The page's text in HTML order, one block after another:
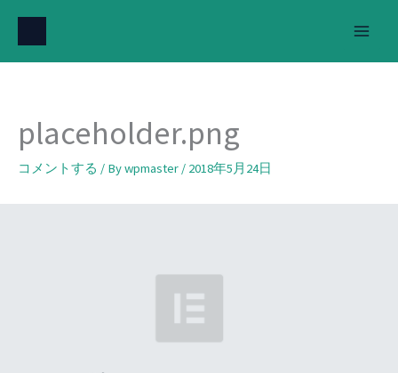
を
placeholder.png
コメントする / Bywpmaster / 2018年5月24日